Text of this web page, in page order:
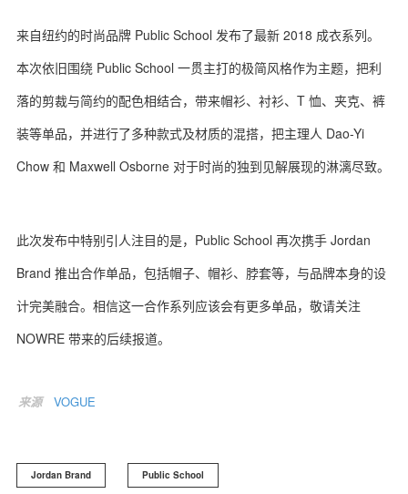
时 尚
球 鞋
生 活
关于我们 联系我们
来自纽约的时尚品牌 Public School 发布了最新 2018 成衣系列。
本次依旧围绕 Public School 一贯主打的极简风格作为主题，把利
落的剪裁与简约的配色相结合，带来帽衫、衬衫、T 恤、夹克、裤
装等单品，并进行了多种款式及材质的混搭，把主理人 Dao-Yi
Chow 和 Maxwell Osborne 对于时尚的独到见解展现的淋漓尽致。
此次发布中特别引人注目的是，Public School 再次携手 Jordan
Brand 推出合作单品，包括帽子、帽衫、脖套等，与品牌本身的设
计完美融合。相信这一合作系列应该会有更多单品，敬请关注
NOWRE 带来的后续报道。
来源 VOGUE
Jordan Brand Public School